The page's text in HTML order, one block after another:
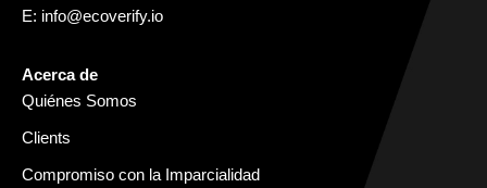
E: info@ecoverify.io
Acerca de
Quiénes Somos
Clients
Compromiso con la Imparcialidad